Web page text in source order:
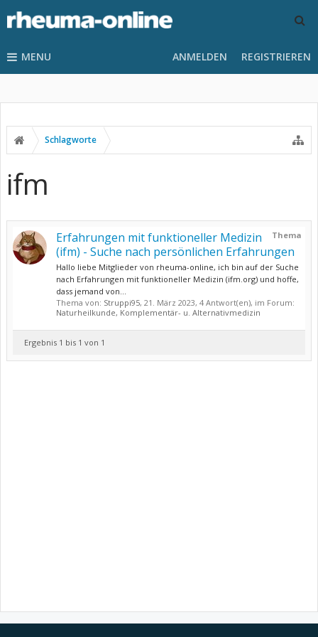
MENU ANMELDEN REGISTRIEREN
Schlagworte
ifm
Thema
Erfahrungen mit funktioneller Medizin
(ifm) - Suche nach persönlichen Erfahrungen
Hallo liebe Mitglieder von rheuma-online, ich bin auf der Suche
nach Erfahrungen mit funktioneller Medizin (ifm.org) und hoffe,
dass jemand von...
Thema von: Struppi95, 21. März 2023, 4 Antwort(en), im Forum:
Naturheilkunde, Komplementär- u. Alternativmedizin
Ergebnis 1 bis 1 von 1